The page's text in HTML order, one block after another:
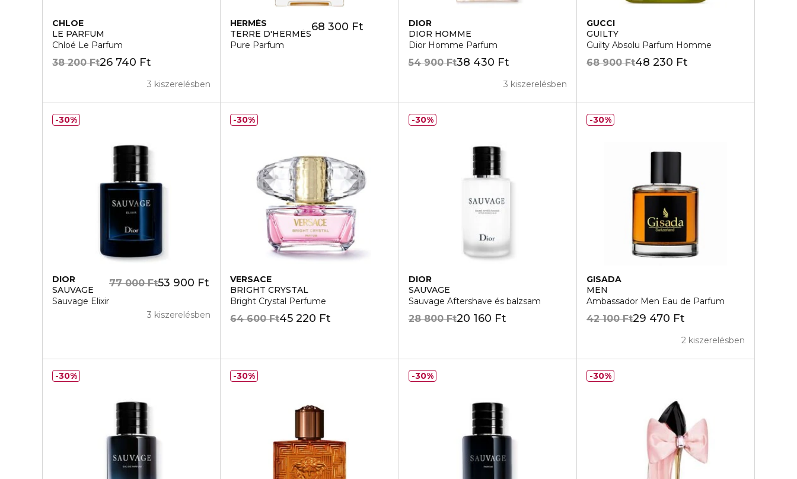
CHLOE
LE PARFUM
Chloé Le Parfum
26 740 Ft
38 200 Ft
3 kiszerelésben
HERMÈS
TERRE D'HERMÈS
Pure Parfum
68 300 Ft
DIOR
DIOR HOMME
Dior Homme Parfum
38 430 Ft
54 900 Ft
3 kiszerelésben
GUCCI
GUILTY
Guilty Absolu Parfum Homme
48 230 Ft
68 900 Ft
DIOR
SAUVAGE
Sauvage Elixir
53 900 Ft
77 000 Ft
3 kiszerelésben
30%
VERSACE
BRIGHT CRYSTAL
Bright Crystal Perfume
45 220 Ft
64 600 Ft
30%
DIOR
SAUVAGE
Sauvage Aftershave és balzsam
20 160 Ft
28 800 Ft
30%
GISADA
MEN
Ambassador Men Eau de Parfum
29 470 Ft
42 100 Ft
2 kiszerelésben
30%
30% 30% 30% 30%